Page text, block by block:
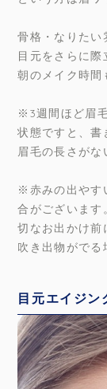
骨格・なりたい
目元をさらに際
朝のメイク時間
※3週間ほど眉
状態ですと、書
眉毛の長さがな
※赤みの出やす
合がございます
切なお出かけ前
吹き出物がでる
目元エイジ